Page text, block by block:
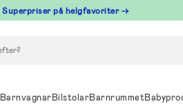
Superpriser på helgfavoriter →
BarnvagnarBilstolarBarnrummet